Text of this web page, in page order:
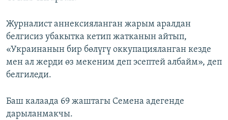
Журналист аннексияланган жарым аралдан
белгисиз убакытка кетип жатканын айтып,
«Украинанын бир бөлүгү оккупацияланган кезде
мен ал жерди өз мекеним деп эсептей албайм», деп
белгиледи.
Баш калаада 69 жаштагы Семена адегенде
дарыланмакчы.